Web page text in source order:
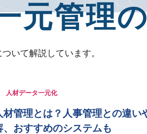
元管理
いて解説しています。
人材データ一元化
材管理とは？人事管理との違い
、おすすめのシステムも